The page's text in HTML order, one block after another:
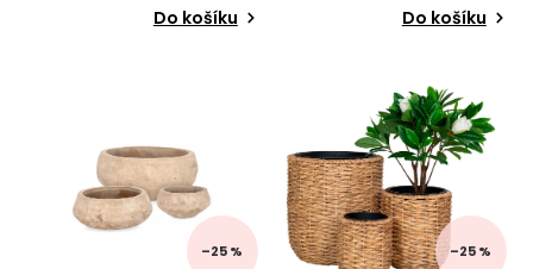
Do košíku
terakoty. ✅ krásný nábytek
✅ kvalitní materiály
✅ nejnižší cena ✅ 30denní...
Do košíku
stylového nábytku BIZZOTTO
v provedení oxidovaného
rezavého kovu. ✅ krásný
nábytek ✅ kvalitní materiály
✅ nejnižší ce...
–25 % –25 %